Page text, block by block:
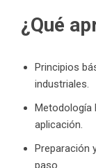
¿Qué
Principios
industriales.
Metodología
aplicación.
Preparación
paso.